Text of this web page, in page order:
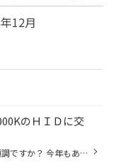
12月
のＨＩＤに交
皆様、年末の準備は順調ですか？ 今年もあとわずかですね… 今日はアルファード・ヴェルファイアの純正ＨＩＤを ギャラクスの6000kＨＩＤキットを 取り付けました！！ 取り付け後の画像がなくて申し訳ございません…。 タイヤ館ではタイヤ以外にも電装品も得意ですので 是非一度ご相談しに来てくださ...